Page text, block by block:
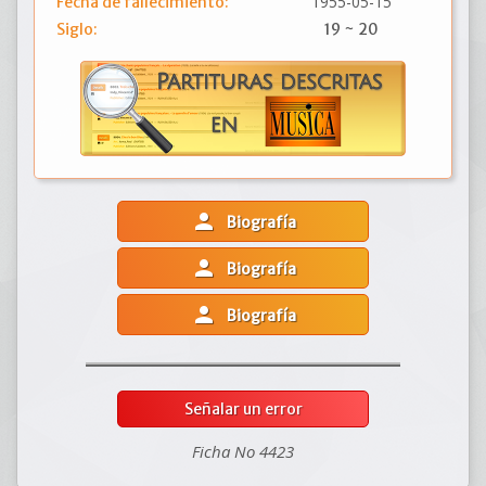
Siglo: 19 ~ 20
person Biografía
person Biografía
person Biografía
Señalar un error
Ficha No 4423